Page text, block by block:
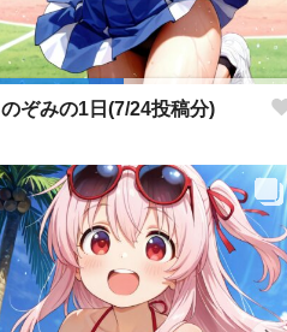
のぞみの1日(7/24投稿分)